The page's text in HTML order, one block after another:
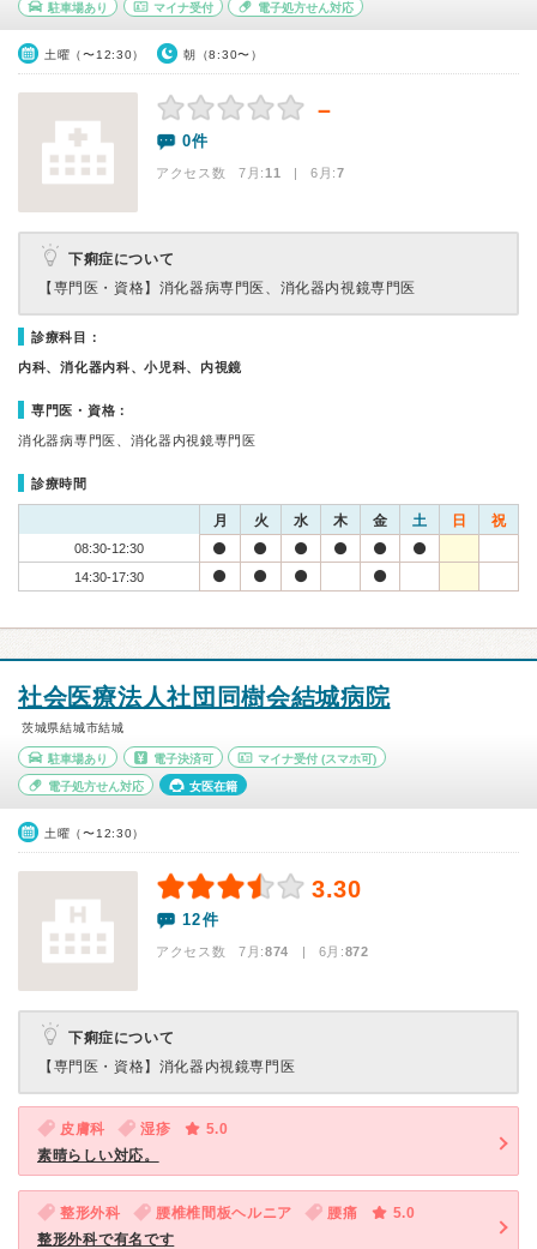
駐車場あり マイナ受付 電子処方せん対応
土曜（〜12:30） 朝（8:30〜）
－
0件
アクセス数 7月:11 | 6月:7
下痢症について
【専門医・資格】 消化器病専門医、消化器内視鏡専門医
診療科目：
内科、消化器内科、小児科、内視鏡
専門医・資格：
消化器病専門医、消化器内視鏡専門医
診療時間
月 火 水 木 金 土 日 祝
08:30-12:30
14:30-17:30
社会医療法人社団同樹会結城病院
茨城県結城市結城
駐車場あり 電子決済可 マイナ受付 (スマホ可)
電子処方せん対応 女医在籍
土曜（〜12:30）
3.30
12件
アクセス数 7月:874 | 6月:872
下痢症について
【専門医・資格】 消化器内視鏡専門医
皮膚科 湿疹
5.0
素晴らしい対応。
整形外科 腰椎椎間板ヘルニア 腰痛
5.0
整形外科で有名です